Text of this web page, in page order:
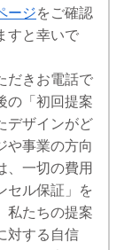
ージをご確認
すと幸いで
だきお電話で
の「初回提案
デザインがど
や事業の方向
、一切の費用
セル保証」を
私たちの提案
対する自信